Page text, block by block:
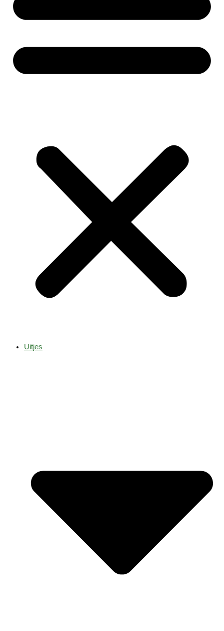
Uitjes